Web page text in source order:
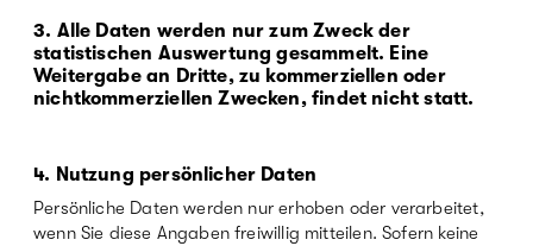
3. Alle Daten werden nur zum Zweck der
statistischen Auswertung gesammelt. Eine
Weitergabe an Dritte, zu kommerziellen oder
nichtkommerziellen Zwecken, findet nicht statt.
4. Nutzung persönlicher Daten
Persönliche Daten werden nur erhoben oder verarbeitet,
wenn Sie diese Angaben freiwillig mitteilen. Sofern keine